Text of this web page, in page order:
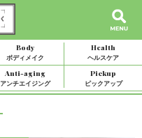
Body
ボディメイク
Health
ヘルスケア
Anti-aging
アンチエイジング
Pickup
ピックアップ